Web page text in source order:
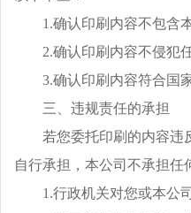
1.确认印刷内容不包含
2.确认印刷内容不侵犯
3.确认印刷内容符合国
三、违规责任的承担
若您委托印刷的内容违
自行承担，本公司不承担任
1.行政机关对您或本公